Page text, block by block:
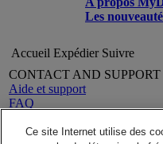
Les
Accueil Expédier Suivre
CONTACT AND SUPPORT
Aide et support
FAQ
Rechercher un site
Ce site Internet utilise des